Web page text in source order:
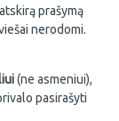
prašymą
nerodomi.
(ne asmeniui),
pasirašyti